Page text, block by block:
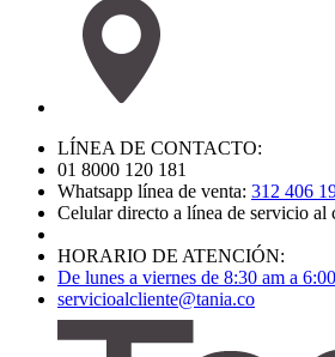
LÍNEA DE CONTACTO:
01 8000 120 181
Whatsapp línea de venta: 312 406
Celular directo a línea de servicio al
HORARIO DE ATENCIÓN:
De lunes a viernes de 8:30 am a
servicioalcliente@tania.co